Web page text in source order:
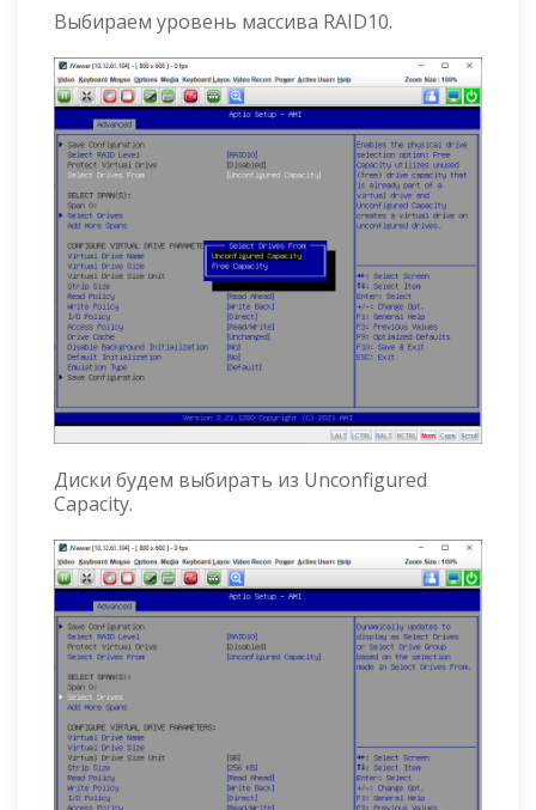
Выбираем уровень массива RAID10.
Диски будем выбирать из Unconfigured
Capacity.